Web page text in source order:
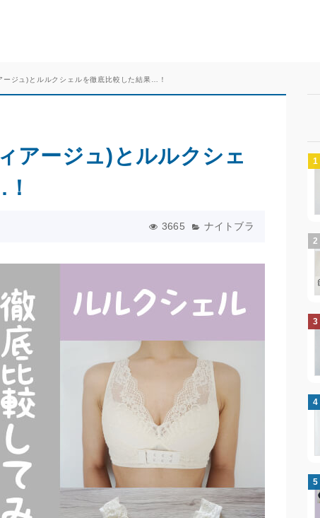
ージュ)とルルクシェルを徹底比較した結果…！
アージュ)とルルクシェ
3665 ナイトブラ